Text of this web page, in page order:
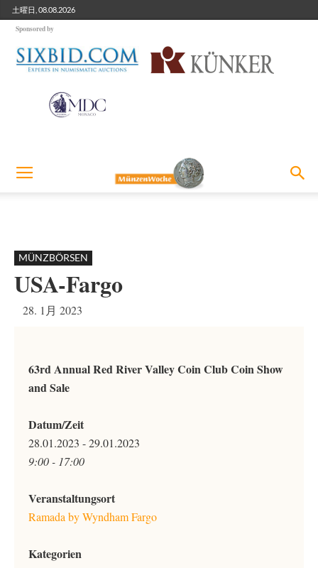
土曜日, 08.08.2026
Sponsored by
MÜNZBÖRSEN
USA-Fargo
28. 1月 2023
63rd Annual Red River Valley Coin Club Coin Show
and Sale
Datum/Zeit
28.01.2023 - 29.01.2023
9:00 - 17:00
Veranstaltungsort
Ramada by Wyndham Fargo
Kategorien